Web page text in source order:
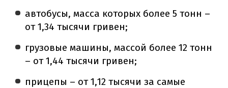
автобусы, масса которых более 5 тонн –
от 1,34 тысячи гривен;
грузовые машины, массой более 12 тонн
– от 1,44 тысячи гривен;
прицепы – от 1,12 тысячи за самые